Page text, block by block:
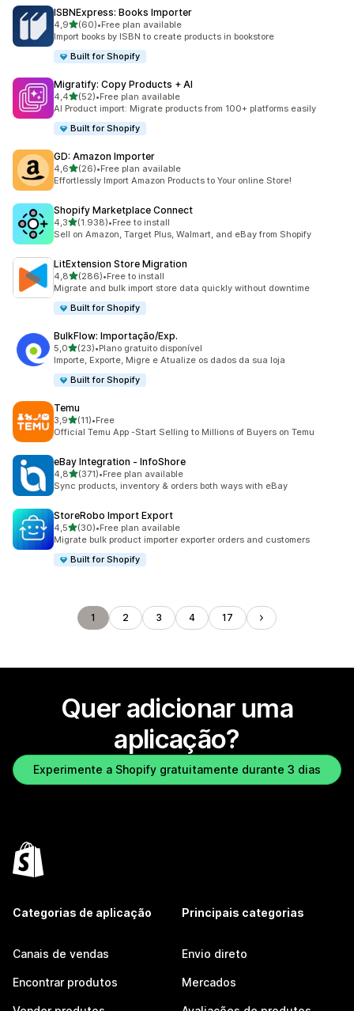
ISBNExpress: Books Importer
4,9de 5 estrelas
(60)
60 total de avaliações
•Free plan available
Import books by ISBN to create products in bookstore
Built for Shopify
Migratify: Copy Products + AI
4,4de 5 estrelas
(52)
52 total de avaliações
•Free plan available
AI Product import: Migrate products from 100+ platforms easily
Built for Shopify
GD: Amazon Importer
4,6de 5 estrelas
(26)
26 total de avaliações
•Free plan available
Effortlessly Import Amazon Products to Your online Store!
Shopify Marketplace Connect
4,3de 5 estrelas
(1.938)
1938 total de avaliações
•Free to install
Sell on Amazon, Target Plus, Walmart, and eBay from Shopify
LitExtension Store Migration
4,8de 5 estrelas
(286)
286 total de avaliações
•Free to install
Migrate and bulk import store data quickly without downtime
Built for Shopify
BulkFlow: Importação/Exp.
5,0de 5 estrelas
(23)
23 total de avaliações
•Plano gratuito disponível
Importe, Exporte, Migre e Atualize os dados da sua loja
Built for Shopify
Temu
3,9de 5 estrelas
(11)
11 total de avaliações
•Free
Official Temu App -Start Selling to Millions of Buyers on Temu
eBay Integration ‑ InfoShore
4,8de 5 estrelas
(371)
371 total de avaliações
•Free plan available
Sync products, inventory & orders both ways with eBay
StoreRobo Import Export
4,5de 5 estrelas
(30)
30 total de avaliações
•Free plan available
Migrate bulk product importer exporter orders and customers
Built for Shopify
1 2 3 4 17
Quer adicionar uma
aplicação?
Experimente a Shopify gratuitamente durante 3 dias
Categorias de aplicação
Canais de vendas
Encontrar produtos
Principais categorias
Envio direto
Mercados